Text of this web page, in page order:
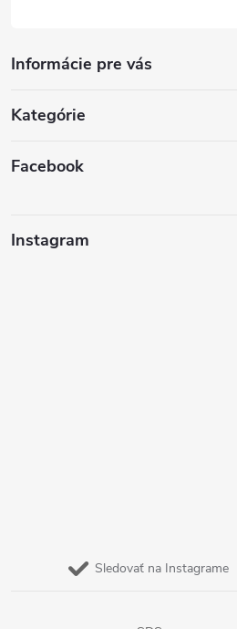
Informácie pre vás
Kategórie
Facebook
Instagram
Sledovať na Instagrame